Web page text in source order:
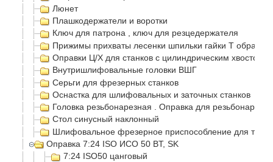
Люнет
Плашкодержатели и воротки
Ключ для патрона , ключ для резцедержателя
Прижимы прихваты лесенки шпильки гайки Т
Оправки Ц/Х для станков с цилиндрическим
Внутришлифовальные головки ВШГ
Серьги для фрезерных станков
Оснастка для шлифовальных и заточных станков
Головка резьбонарезная . Оправка для
Стол синусный наклонный
Шлифовальное фрезерное приспособление для
Оправка 7:24 ISO ИСО 50 BT, SK
7:24 ISO50 цанговый